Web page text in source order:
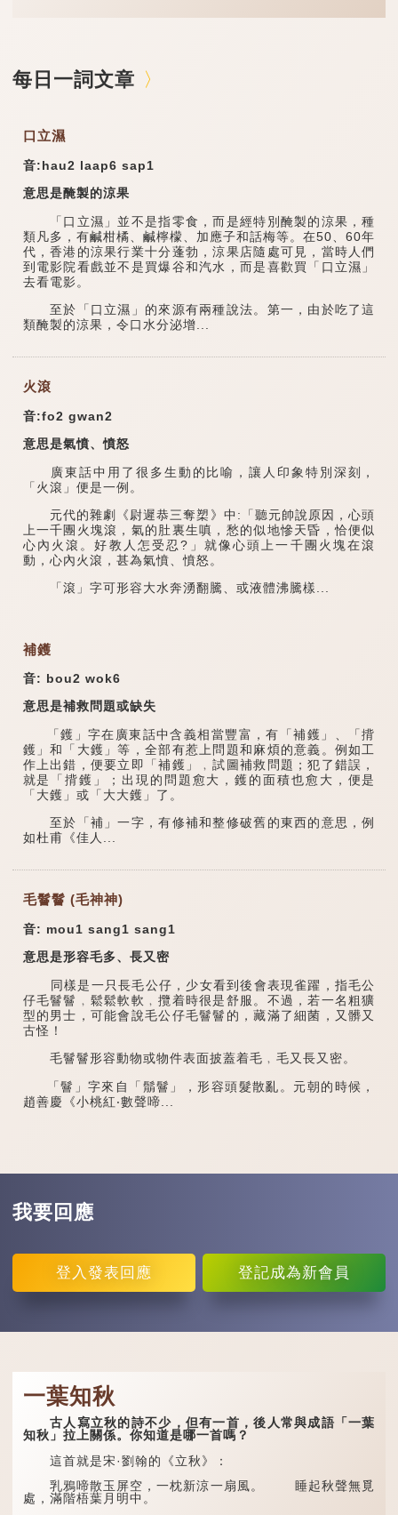
每日一詞文章
口立濕
音:hau2 laap6 sap1
意思是醃製的涼果
「口立濕」並不是指零食，而是經特別醃製的涼果，種
類凡多，有鹹柑橘、鹹檸檬、加應子和話梅等。在50、60年
代，香港的涼果行業十分蓬勃，涼果店隨處可見，當時人們
到電影院看戲並不是買爆谷和汽水，而是喜歡買「口立濕」
去看電影。
至於「口立濕」的來源有兩種說法。第一，由於吃了這
類醃製的涼果，令口水分泌增...
火滾
音:fo2 gwan2
意思是氣憤、憤怒
廣東話中用了很多生動的比喻，讓人印象特別深刻，
「火滾」便是一例。
元代的雜劇《尉遲恭三奪槊》中:「聽元帥說原因，心頭
上一千團火塊滾，氣的肚裏生嗔，愁的似地慘天昏，恰便似
心內火滾。好教人怎受忍?」就像心頭上一千團火塊在滾
動，心內火滾，甚為氣憤、憤怒。
「滾」字可形容大水奔湧翻騰、或液體沸騰樣...
補鑊
音: bou2 wok6
意思是補救問題或缺失
「鑊」字在廣東話中含義相當豐富，有「補鑊」、「揹
鑊」和「大鑊」等，全部有惹上問題和麻煩的意義。例如工
作上出錯，便要立即「補鑊」﹐試圖補救問題；犯了錯誤，
就是「揹鑊」；出現的問題愈大，鑊的面積也愈大，便是
「大鑊」或「大大鑊」了。
至於「補」一字，有修補和整修破舊的東西的意思，例
如杜甫《佳人...
毛鬙鬙 (毛神神)
音: mou1 sang1 sang1
意思是形容毛多、長又密
同樣是一只長毛公仔，少女看到後會表現雀躍，指毛公
仔毛鬙鬙﹐鬆鬆軟軟﹐攬着時很是舒服。不過，若一名粗獷
型的男士，可能會說毛公仔毛鬙鬙的，藏滿了細菌，又髒又
古怪！
毛鬙鬙形容動物或物件表面披蓋着毛﹐毛又長又密。
「鬙」字來自「鬅鬙」，形容頭髮散亂。元朝的時候，
趙善慶《小桃紅‧數聲啼...
我要回應
登入 發表回應 登記成為新會員
一葉知秋
古人寫立秋的詩不少，但有一首，後人常與成語「一葉
知秋」拉上關係。你知道是哪一首嗎？
這首就是宋·劉翰的《立秋》：
乳鴉啼散玉屏空，一枕新涼一扇風。 睡起秋聲無覓
處，滿階梧葉月明中。